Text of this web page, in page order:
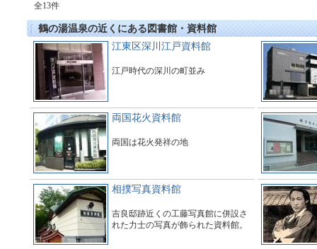
全13件
鶴の湯温泉の近くにある図書館・資料館
江東区深川江戸資料館
江戸時代の深川の町並み
両国花火資料館
両国は花火発祥の地
相撲写真資料館
吉良邸跡近くの工藤写真館に併設さ
れた力士の写真が飾られた資料館。